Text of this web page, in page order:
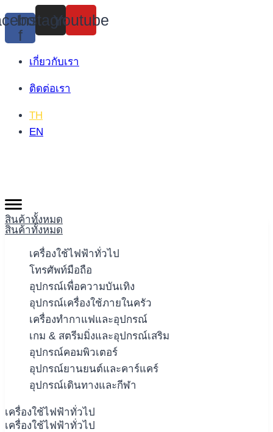
Skip
to
content
f
Instagram
Youtube
เกี่ยวกับเรา
ติดต่อเรา
TH
EN
สินค้าทั้งหมด
สินค้าทั้งหมด
เครื่องใช้ไฟฟ้าทั่วไป
โทรศัพท์มือถือ
อุปกรณ์เพื่อความบันเทิง
อุปกรณ์เครื่องใช้ภายในครัว
เครื่องทำกาแฟและอุปกรณ์
เกม & สตรีมมิ่งและอุปกรณ์เสริม
อุปกรณ์คอมพิวเตอร์
อุปกรณ์ยานยนต์และคาร์แคร์
อุปกรณ์เดินทางและกีฬา
เครื่องใช้ไฟฟ้าทั่วไป
เครื่องใช้ไฟฟ้าทั่วไป